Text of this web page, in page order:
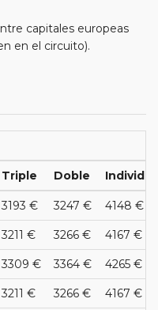
capitales europeas
en el circuito).
Triple Doble
3193 € 3247 € 4148 €
3211 € 3266 € 4167 €
3309 € 3364 € 4265 €
3211 € 3266 € 4167 €